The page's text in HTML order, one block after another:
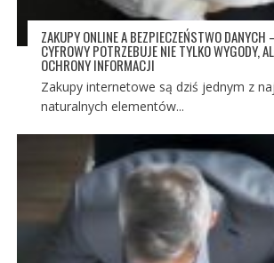
ZAKUPY ONLINE A BEZPIECZEŃSTWO DANYCH
CYFROWY POTRZEBUJE NIE TYLKO WYGODY,
OCHRONY INFORMACJI
Zakupy internetowe są dziś jednym z
naturalnych elementów...